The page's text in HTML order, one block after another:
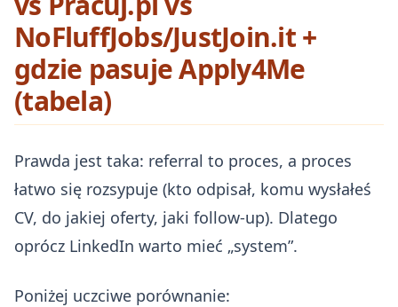
NoFluffJobs/JustJoin.it +
gdzie pasuje Apply4Me
(tabela)
Prawda jest taka: referral to proces, a proces
łatwo się rozsypuje (kto odpisał, komu wysłałeś
CV, do jakiej oferty, jaki follow-up). Dlatego
oprócz LinkedIn warto mieć „system”.
Poniżej uczciwe porównanie: